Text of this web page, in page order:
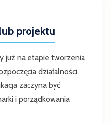
projektu
już na etapie tworzenia
działalności.
zaczyna być
i porządkowania